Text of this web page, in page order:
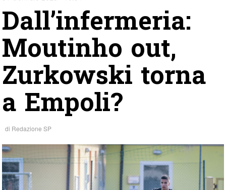
Dall’infermeria:
Moutinho out,
Zurkowski torna
a Empoli?
di Redazione SP